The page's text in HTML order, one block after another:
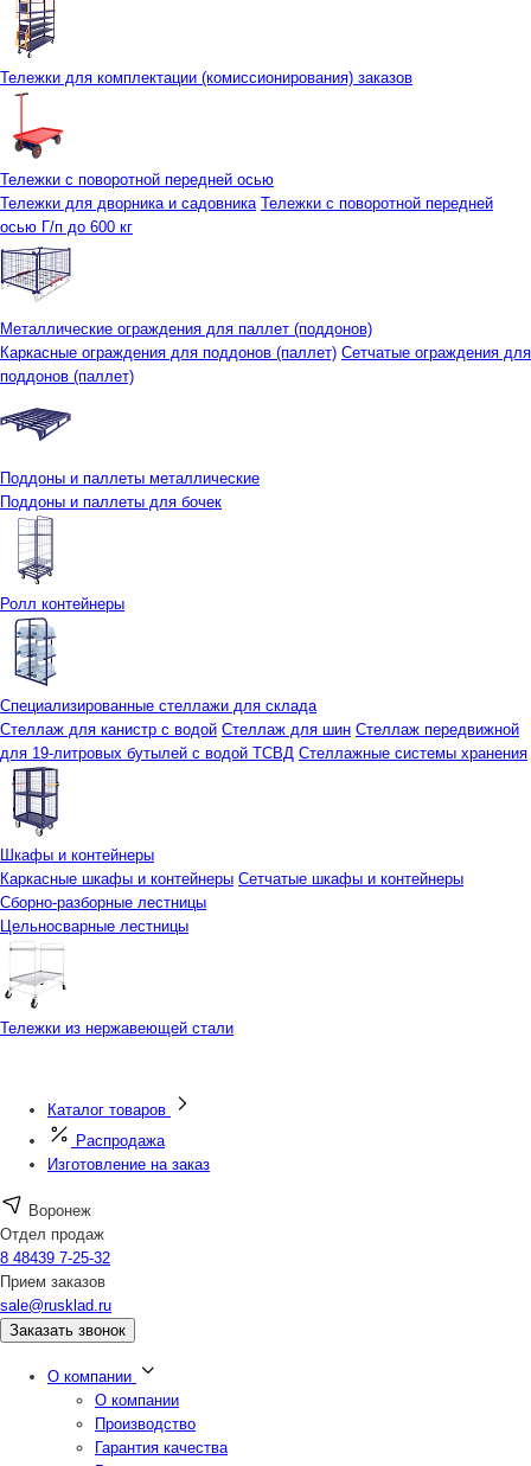
Тележки для комплектации (комиссионирования) заказов
Тележки с поворотной передней осью
Тележки для дворника и садовника Тележки с поворотной передней
осью Г/п до 600 кг
Металлические ограждения для паллет (поддонов)
Каркасные ограждения для поддонов (паллет) Сетчатые ограждения для
поддонов (паллет)
Поддоны и паллеты металлические
Поддоны и паллеты для бочек
Ролл контейнеры
Специализированные стеллажи для склада
Стеллаж для канистр с водой Стеллаж для шин Стеллаж передвижной
для 19-литровых бутылей с водой ТСВД Стеллажные системы хранения
Шкафы и контейнеры
Каркасные шкафы и контейнеры Сетчатые шкафы и контейнеры
Сборно-разборные лестницы
Цельносварные лестницы
Тележки из нержавеющей стали
Каталог товаров
Распродажа
Изготовление на заказ
Воронеж
Отдел продаж
8 48439 7-25-32
Прием заказов
sale@rusklad.ru
Заказать звонок
О компании
О компании
Производство
Гарантия качества